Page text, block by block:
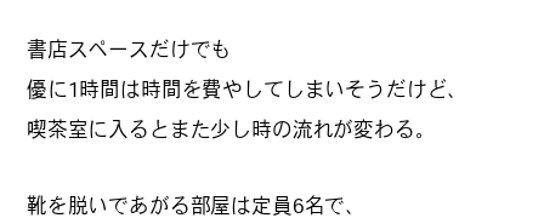
ター」を募集中！公式LINEで編集部と直接チャットで
やりとりできる場所。おすすめのお店や特集してほし
い内容など何でも話そう。
書店スペースだけでも
優に1時間は時間を費やしてしまいそうだけど、
喫茶室に入るとまた少し時の流れが変わる。
靴を脱いであがる部屋は定員6名で、